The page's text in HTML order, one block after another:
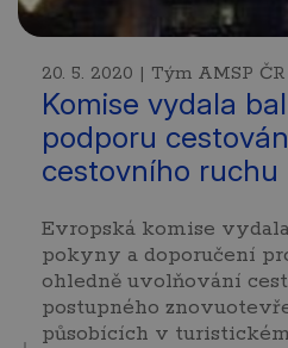
20. 5. 2020 | Tým AMSP ČR
Komise vydala
podporu
cestovního ruchu
Evropská komise
pokyny a doporučení
ohledně uvolňování
postupného
působících v